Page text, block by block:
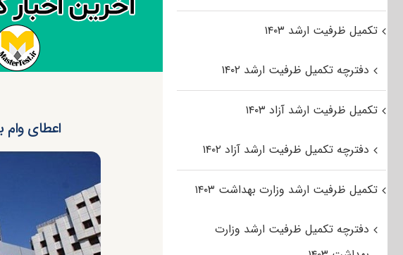
اعطای وام
تکمیل ظرفیت ارشد ۱۴۰۳
دفترچه تکمیل ظرفیت ارشد ۱۴۰۲
تکمیل ظرفیت ارشد آزاد ۱۴۰۳
دفترچه تکمیل ظرفیت ارشد آزاد ۱۴۰۲
تکمیل ظرفیت ارشد وزارت بهداشت ۱۴۰۳
دفترچه تکمیل ظرفیت ارشد وزارت